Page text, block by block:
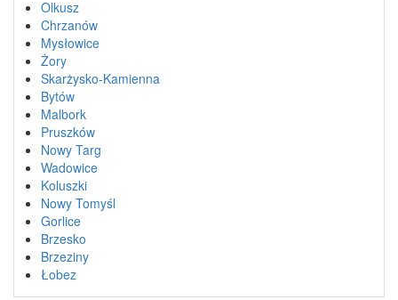
Olkusz
Chrzanów
Mysłowice
Żory
Skarżysko-Kamienna
Bytów
Malbork
Pruszków
Nowy Targ
Wadowice
Koluszki
Nowy Tomyśl
Gorlice
Brzesko
Brzeziny
Łobez